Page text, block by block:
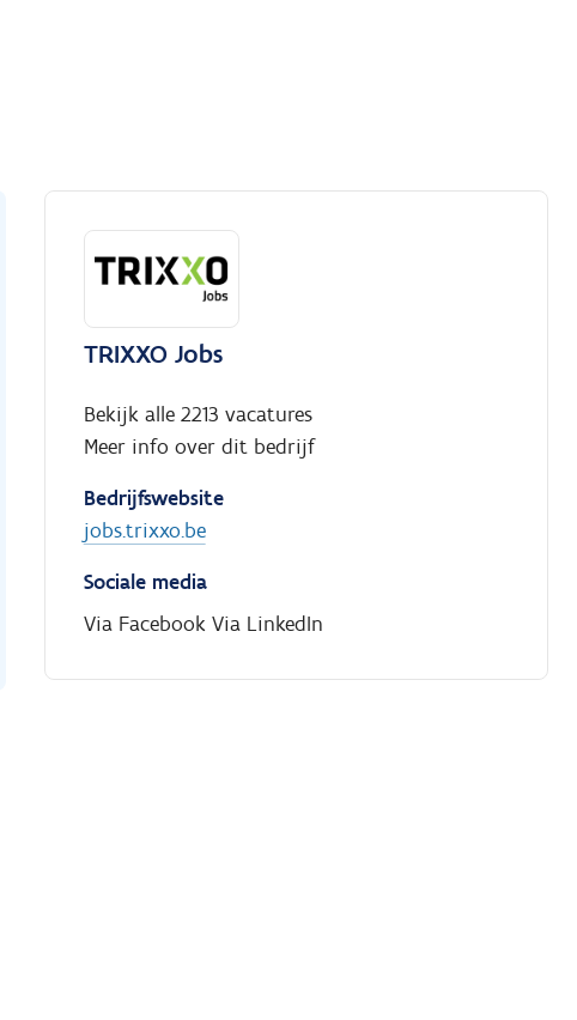
TRIXXO Jobs
Bekijk alle 2213 vacatures
Meer info over dit bedrijf
Bedrijfswebsite
jobs.trixxo.be
Sociale media
Via Facebook Via LinkedIn